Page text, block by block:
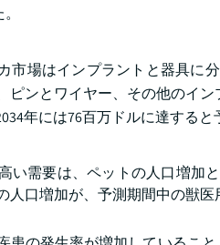
市場はインプラントと器具に
ピンとワイヤー、その他のイ
年には76百万ドルに達すると
い需要は、ペットの人口増加
人口増加が、予測期間中の獣